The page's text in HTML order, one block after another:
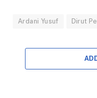
Ardani Yusuf Dirut